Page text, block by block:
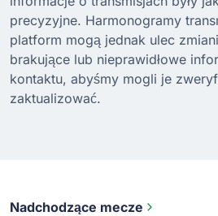
precyzyjne. Harmonogramy
platform mogą jednak ulec
brakujące lub nieprawidłowe
kontaktu, abyśmy mogli je
zaktualizować.
Nadchodzące mecze